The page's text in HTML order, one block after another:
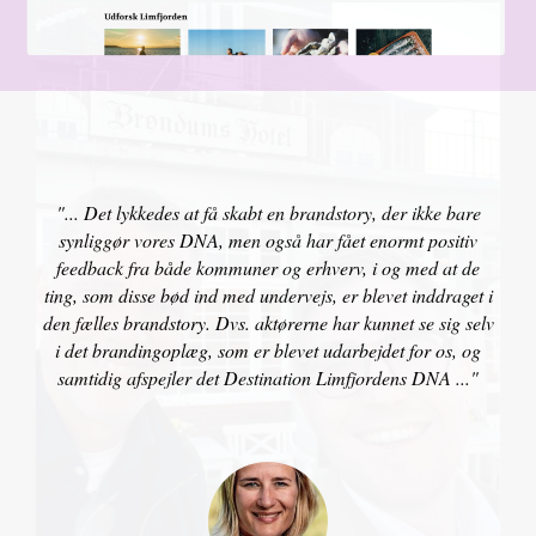
"... Det lykkedes at få skabt en brandstory, der ikke bare
synliggør vores DNA, men også har fået enormt positiv
feedback fra både kommuner og erhverv, i og med at de
ting, som disse bød ind med undervejs, er blevet inddraget i
den fælles brandstory. Dvs. aktørerne har kunnet se sig selv
i det brandingoplæg, som er blevet udarbejdet for os, og
samtidig afspejler det Destination Limfjordens DNA ..."